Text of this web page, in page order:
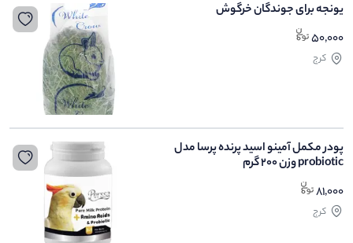
یونجه برای جوندگان خرگوش
50,000
کرج
پودر مکمل آمینو اسید پرنده پرسا مدل
probiotic وزن 200 گرم
81,000
کرج